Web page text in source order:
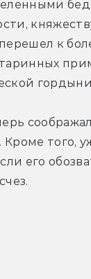
к
того,
его